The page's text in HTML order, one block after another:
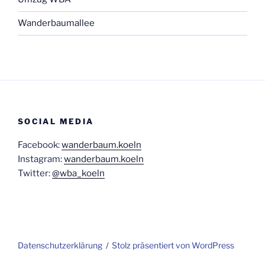
Wanderbaumallee
SOCIAL MEDIA
Facebook:wanderbaum.koeln
Instagram:wanderbaum.koeln
Twitter:@wba_koeln
Daten­schutz­er­klä­rung Stolz präsentiert von WordPress